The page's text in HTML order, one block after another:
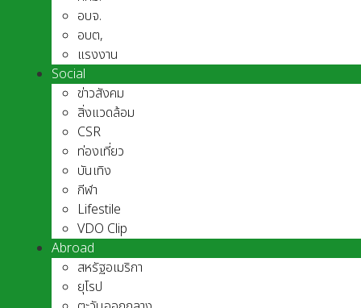
อบจ.
อบต,
แรงงาน
Social
ข่าวสังคม
สิ่งแวดล้อม
CSR
ท่องเที่ยว
บันเทิง
กีฬา
Lifestile
VDO Clip
Abroad
สหรัฐอเมริกา
ยุโรป